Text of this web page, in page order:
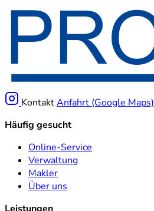
KontaktAnfahrt (Google Maps)
Häufig gesucht
Online-Service
Verwaltung
Makler
Über uns
Leistungen